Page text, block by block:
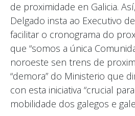
de proximidade en Galicia.
Delgado insta ao Executivo
facilitar o cronograma do
que “somos a única
noroeste sen trens de
“demora” do Ministerio que
con esta iniciativa “crucial
mobilidade dos galegos e